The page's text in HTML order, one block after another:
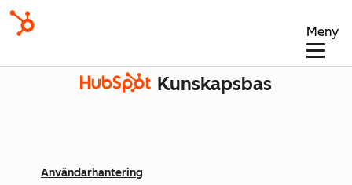
Meny
Kunskapsbas
Användarhantering